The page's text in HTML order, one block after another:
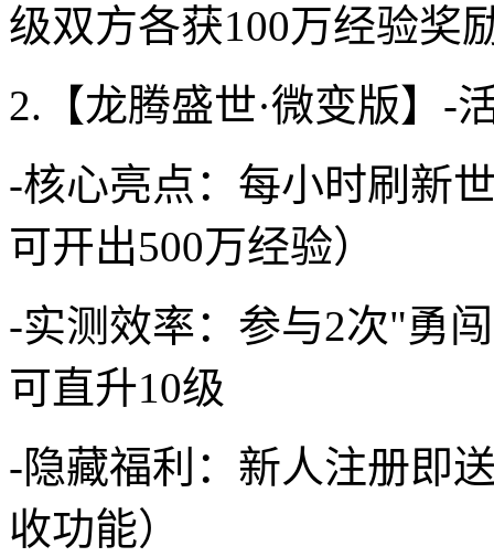
级双方各获100万经验奖
2.【龙腾盛世·微变版】-
-核心亮点：每小时刷新
可开出500万经验）
-实测效率：参与2次"勇
可直升10级
-隐藏福利：新人注册即
收功能）